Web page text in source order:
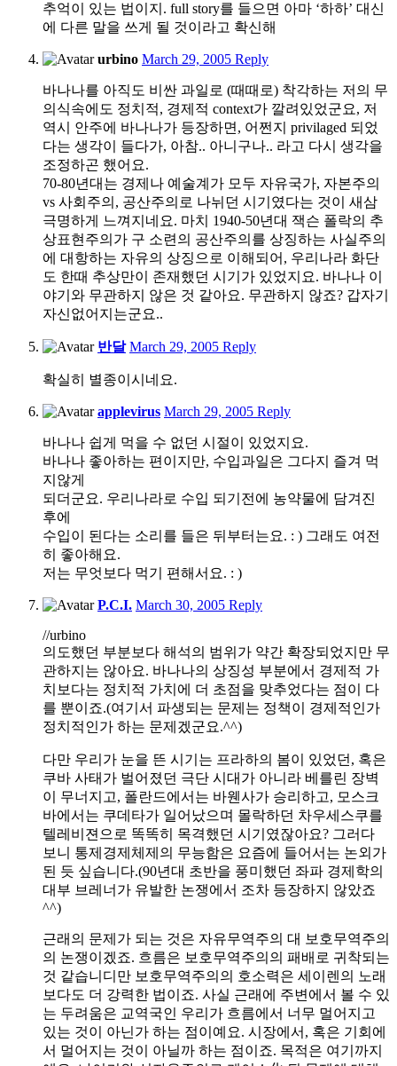
추억이 있는 법이지. full story를 들으면 아마 ‘하하’ 대신
에 다른 말을 쓰게 될 것이라고 확신해
urbino March 29, 20052:33
Reply
바나나를 아직도 비싼 과일로 (때때로) 착각하는 저의 무
의식속에도 정치적, 경제적 context가 깔려있었군요, 저
역시 안주에 바나나가 등장하면, 어쩐지 privilaged 되었
다는 생각이 들다가, 아참.. 아니구나.. 라고 다시 생각을
조정하곤 했어요.
70-80년대는 경제나 예술계가 모두 자유국가, 자본주의
vs 사회주의, 공산주의로 나뉘던 시기였다는 것이 새삼
극명하게 느껴지네요. 마치 1940-50년대 잭슨 폴락의 추
상표현주의가 구 소련의 공산주의를 상징하는 사실주의
에 대항하는 자유의 상징으로 이해되어, 우리나라 화단
도 한때 추상만이 존재했던 시기가 있었지요. 바나나 이
야기와 무관하지 않은 것 같아요. 무관하지 않죠? 갑자기
자신없어지는군요..
반달 March 29, 20053:38
Reply
확실히 별종이시네요.
applevirus March 29, 20055:24
Reply
바나나 쉽게 먹을 수 없던 시절이 있었지요.
바나나 좋아하는 편이지만, 수입과일은 그다지 즐겨 먹
지않게
되더군요. 우리나라로 수입 되기전에 농약물에 담겨진
후에
수입이 된다는 소리를 들은 뒤부터는요. : ) 그래도 여전
히 좋아해요.
저는 무엇보다 먹기 편해서요. : )
P.C.I. March 30, 20051:47
Reply
//urbino
의도했던 부분보다 해석의 범위가 약간 확장되었지만 무
관하지는 않아요. 바나나의 상징성 부분에서 경제적 가
치보다는 정치적 가치에 더 초점을 맞추었다는 점이 다
를 뿐이죠.(여기서 파생되는 문제는 정책이 경제적인가
정치적인가 하는 문제겠군요.^^)
다만 우리가 눈을 뜬 시기는 프라하의 봄이 있었던, 혹은
쿠바 사태가 벌어졌던 극단 시대가 아니라 베를린 장벽
이 무너지고, 폴란드에서는 바웬사가 승리하고, 모스크
바에서는 쿠데타가 일어났으며 몰락하던 차우세스쿠를
텔레비젼으로 똑똑히 목격했던 시기였잖아요? 그러다
보니 통제경제체제의 무능함은 요즘에 들어서는 논외가
된 듯 싶습니다.(90년대 초반을 풍미했던 좌파 경제학의
대부 브레너가 유발한 논쟁에서 조차 등장하지 않았죠
^^)
근래의 문제가 되는 것은 자유무역주의 대 보호무역주의
의 논쟁이겠죠. 흐름은 보호무역주의의 패배로 귀착되는
것 같습니디만 보호무역주의의 호소력은 세이렌의 노래
보다도 더 강력한 법이죠. 사실 근래에 주변에서 볼 수 있
는 두려움은 교역국인 우리가 흐름에서 너무 멀어지고
있는 것이 아닌가 하는 점이예요. 시장에서, 혹은 기회에
서 멀어지는 것이 아닐까 하는 점이죠. 목적은 여기까지